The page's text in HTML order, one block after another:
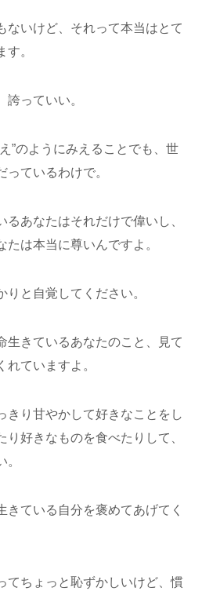
ないけど、それって本当はとて
す。
っていい。
”のようにみえることでも、世
ているわけで。
るあなたはそれだけで偉いし、
は本当に尊いんですよ。
と自覚してください。
生きているあなたのこと、見て
れていますよ。
きり甘やかして好きなことをし
り好きなものを食べたりして、
きている自分を褒めてあげてく
てちょっと恥ずかしいけど、慣